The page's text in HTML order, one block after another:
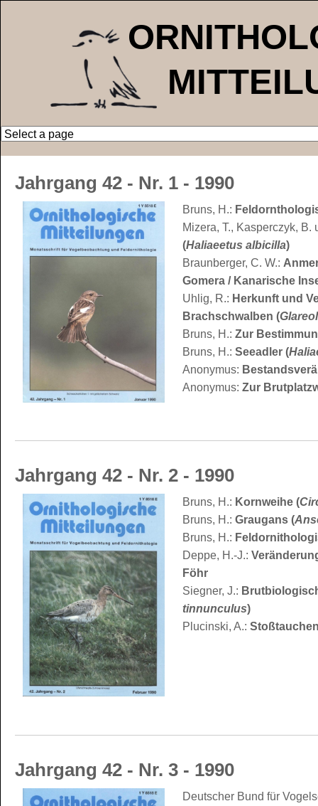
Jahrgang 42 - Nr. 1 - 1990
Bruns, H.:
Mizera, T., Kasperczyk,
(Haliaeetus albicilla)
Braunberger, C. W.:
Gomera / Kanarische
Uhlig, R.: Herkunft und
Brachschwalben (
Bruns, H.: Zur
Bruns, H.: Seeadler (
Anonymus:
Anonymus: Zur
Jahrgang 42 - Nr. 2 - 1990
Bruns, H.: Kornweihe (
Bruns, H.: Graugans (
Bruns, H.:
Deppe, H.-J.:
Föhr
Siegner, J.:
tinnunculus)
Plucinski, A.:
Jahrgang 42 - Nr. 3 - 1990
Deutscher Bund für